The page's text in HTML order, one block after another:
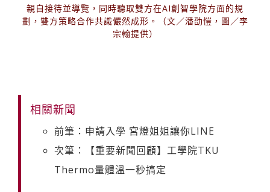
親自接待並導覽，同時聽取雙方在AI創智學院方面的規
劃，雙方策略合作共識儼然成形。（文／潘劭愷，圖／李
宗翰提供）
相關新聞
前筆：申請入學 宮燈姐姐讓你LINE
次筆：【重要新聞回顧】工學院TKU
Thermo量體溫一秒搞定